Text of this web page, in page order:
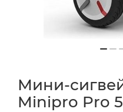
Мини-
Minipro Pro